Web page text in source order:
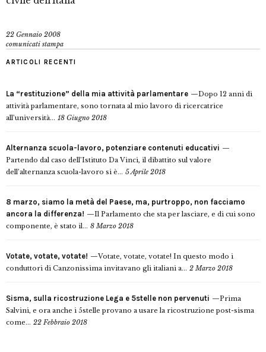
22 Gennaio 2008
comunicati stampa
ARTICOLI RECENTI
La “restituzione” della mia attività parlamentare
Dopo 12 anni di
attività parlamentare, sono tornata al mio lavoro di ricercatrice
all’università... 18 Giugno 2018
Alternanza scuola-lavoro, potenziare contenuti educativi
Partendo dal caso dell’Istituto Da Vinci, il dibattito sul valore
dell’alternanza scuola-lavoro si è... 5 Aprile 2018
8 marzo, siamo la metà del Paese, ma, purtroppo, non facciamo
ancora la differenza!
Il Parlamento che sta per lasciare, e di cui sono
componente, è stato il... 8 Marzo 2018
Votate, votate, votate!
Votate, votate, votate! In questo modo i
conduttori di Canzonissima invitavano gli italiani a... 2 Marzo 2018
Sisma, sulla ricostruzione Lega e 5stelle non pervenuti
Prima
Salvini, e ora anche i 5stelle provano a usare la ricostruzione post-sisma
come... 22 Febbraio 2018